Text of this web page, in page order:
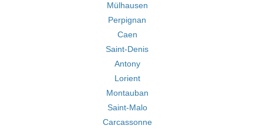
Mülhausen
Perpignan
Caen
Saint-Denis
Antony
Lorient
Montauban
Saint-Malo
Carcassonne